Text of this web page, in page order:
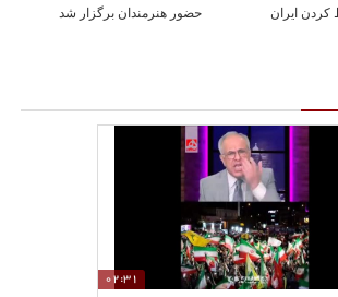
ایران
حضور هنرمندان برگزار شد
02:31